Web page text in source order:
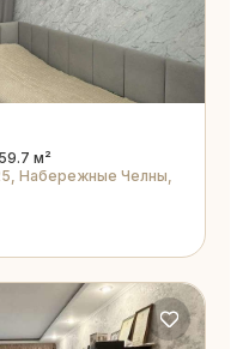
м²
Набережные Челны,